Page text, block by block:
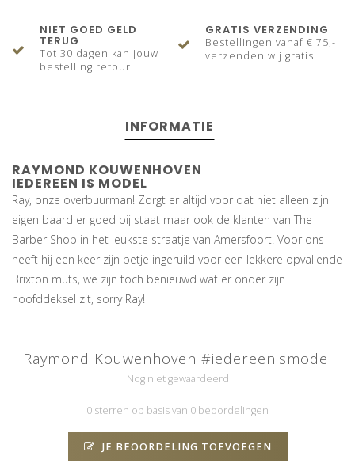
NIET GOED GELD
TERUG
Tot 30 dagen kan jouw
bestelling retour.
GRATIS VERZENDING
Bestellingen vanaf € 75,-
verzenden wij gratis.
INFORMATIE
RAYMOND KOUWENHOVEN
IEDEREEN IS MODEL
Ray, onze overbuurman! Zorgt er altijd voor dat niet alleen zijn
eigen baard er goed bij staat maar ook de klanten van The
Barber Shop in het leukste straatje van Amersfoort! Voor ons
heeft hij een keer zijn petje ingeruild voor een lekkere opvallende
Brixton muts, we zijn toch benieuwd wat er onder zijn
hoofddeksel zit, sorry Ray!
Raymond Kouwenhoven #iedereenismodel
Nog niet gewaardeerd
0 sterren op basis van 0 beoordelingen
JE BEOORDELING TOEVOEGEN